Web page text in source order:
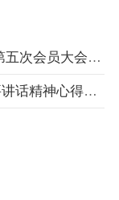
员大会上的讲话
精神心得体会